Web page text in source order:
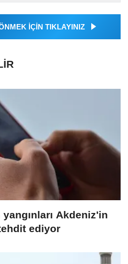
İÇİN TIKLAYINIZ
Akdeniz'in
ediyor